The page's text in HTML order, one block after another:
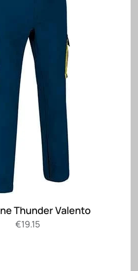
Thunder Valento
€19.15